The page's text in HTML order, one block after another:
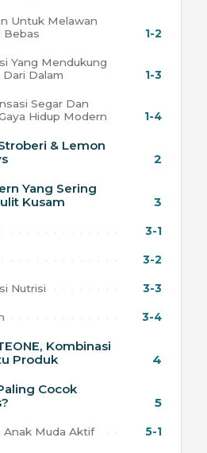
Untuk Melawan
Bebas
1-2
Yang Mendukung
Dalam
1-3
Segar Dan
Hidup Modern
1-4
& Lemon
2
Yang Sering
Kusam
3
3-1
3-2
Nutrisi 3-3
3-4
Kombinasi
Produk
4
Cocok
5
Anak Muda Aktif 5-1